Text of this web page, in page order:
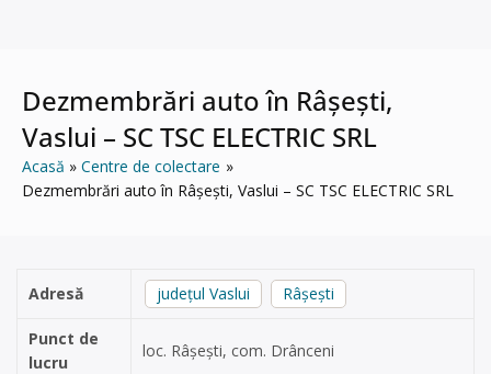
Dezmembrări auto în Râșești,
Vaslui – SC TSC ELECTRIC SRL
Acasă
Centre de colectare
Dezmembrări auto în Râșești, Vaslui – SC TSC ELECTRIC SRL
Adresă județul Vaslui Râșești
Punct de
lucru
loc. Râșești, com. Drânceni